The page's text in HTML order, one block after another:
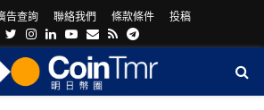
告查詢 聯絡我們 條款條件 投稿
Twitter
Instagram
LinkedinYoutube
Email
RssTelegram